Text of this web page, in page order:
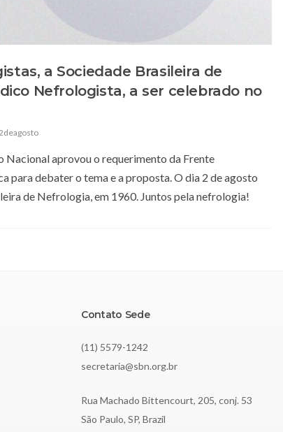
a Sociedade Brasileira de
Nefrologista, a ser celebrado no
Nacional aprovou o requerimento da Frente
para debater o tema e a proposta. O dia 2 de agosto
de Nefrologia, em 1960. Juntos pela nefrologia!
Contato Sede
(11) 5579-1242
secretaria@sbn.org.br
Rua Machado Bittencourt, 205, conj. 53
São Paulo, SP, Brazil